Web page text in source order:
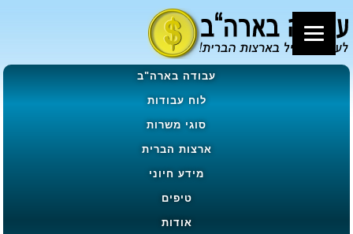
עבודה בארה"ב
לוח עבודות
סוגי משרות
ארצות הברית
מידע חיוני
טיפים
אודות